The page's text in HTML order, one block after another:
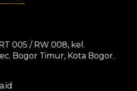
005 / RW 008, kel.
Bogor Timur, Kota Bogor.